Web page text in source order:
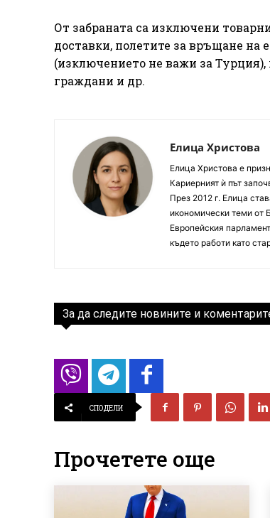
От забраната са изключени
доставки, полетите за връщане на
(изключението не важи за Турция),
граждани и др.
Елица Христова
Елица Христова е
Кариерният ѝ път
През 2012 г. Елица
икономически теми от
Европейския
където работи като
За да следите новините и
СПОДЕЛИ
Прочетете още